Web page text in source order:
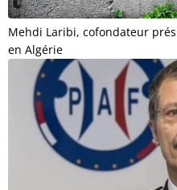
Mehdi Laribi, cofondateur
en Algérie